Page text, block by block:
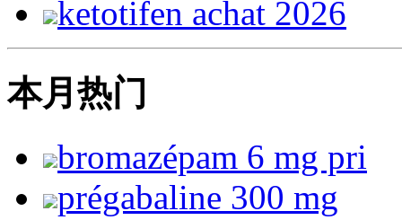
ketotifen achat 2026
本月热门
bromazépam 6 mg pri
prégabaline 300 mg